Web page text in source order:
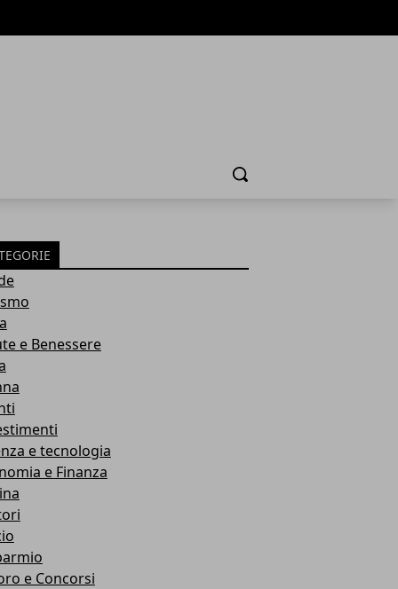
Cerca
e Benessere
e tecnologia
e Finanza
e Concorsi